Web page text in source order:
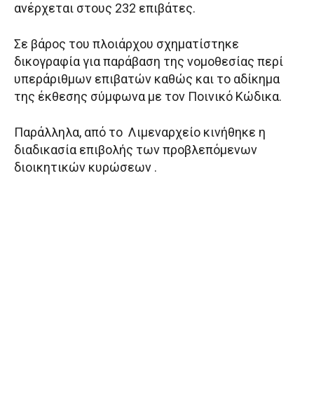
ανέρχεται στους 232 επιβάτες.
Σε βάρος του πλοιάρχου σχηματίστηκε
δικογραφία για παράβαση της νομοθεσίας περί
υπεράριθμων επιβατών καθώς και το αδίκημα
της έκθεσης σύμφωνα με τον Ποινικό Κώδικα.
Παράλληλα, από το Λιμεναρχείο κινήθηκε η
διαδικασία επιβολής των προβλεπόμενων
διοικητικών κυρώσεων .